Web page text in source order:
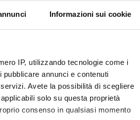
Informazioni sui cookie
IP, utilizzando tecnologie come i
annunci e contenuti
Avete la possibilità di scegliere
solo su questa proprietà
consenso in qualsiasi momento
6